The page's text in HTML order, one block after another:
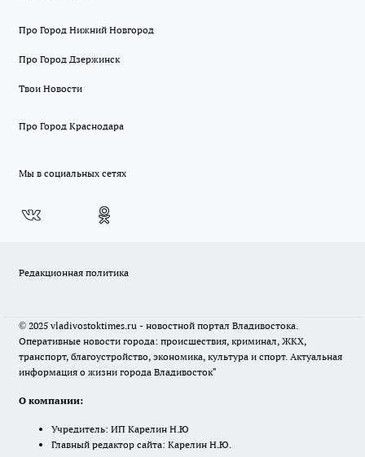
Про Город Нижний Новгород
Про Город Дзержинск
Твои Новости
Про Город Краснодара
Мы в социальных сетях
Редакционная политика
© 2025 vladivostoktimes.ru - новостной портал Владивостока.
Оперативные новости города: происшествия, криминал, ЖКХ,
транспорт, благоустройство, экономика, культура и спорт. Актуальная
информация о жизни города Владивосток"
О компании:
Учредитель: ИП Карелин Н.Ю
Главный редактор сайта: Карелин Н.Ю.